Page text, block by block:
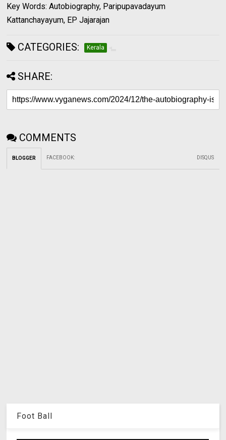
Key Words: Autobiography, Paripupavadayum
Kattanchayayum, EP Jajarajan
CATEGORIES: Kerala
SHARE:
COMMENTS
BLOGGER FACEBOOK: DISQUS
Foot Ball